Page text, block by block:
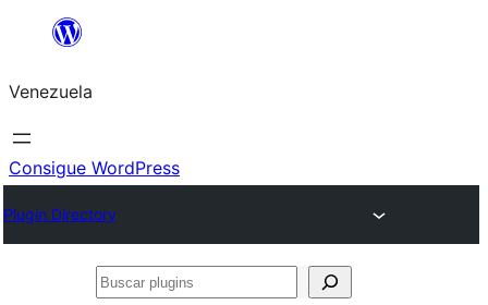
Saltar
contenido
Venezuela
Consigue WordPress
Plugin Directory
Buscar